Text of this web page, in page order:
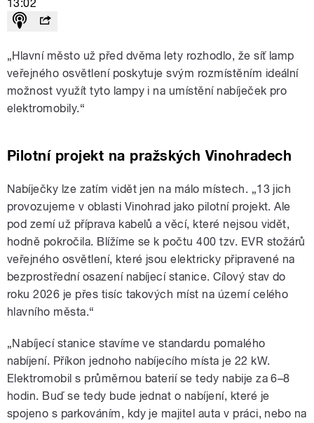
13:02
„Hlavní město už před dvěma lety rozhodlo, že síť lamp
veřejného osvětlení poskytuje svým rozmístěním ideální
možnost využít tyto lampy i na umístění nabíječek pro
elektromobily.“
Pilotní projekt na pražských Vinohradech
Nabíječky lze zatím vidět jen na málo místech. „13 jich
provozujeme v oblasti Vinohrad jako pilotní projekt. Ale
pod zemí už příprava kabelů a věcí, které nejsou vidět,
hodně pokročila. Blížíme se k počtu 400 tzv. EVR stožárů
veřejného osvětlení, které jsou elektricky připravené na
bezprostřední osazení nabíjecí stanice. Cílový stav do
roku 2026 je přes tisíc takových míst na území celého
hlavního města.“
„Nabíjecí stanice stavíme ve standardu pomalého
nabíjení. Příkon jednoho nabíjecího místa je 22 kW.
Elektromobil s průměrnou baterií se tedy nabije za 6–8
hodin. Buď se tedy bude jednat o nabíjení, které je
spojeno s parkováním, kdy je majitel auta v práci, nebo na